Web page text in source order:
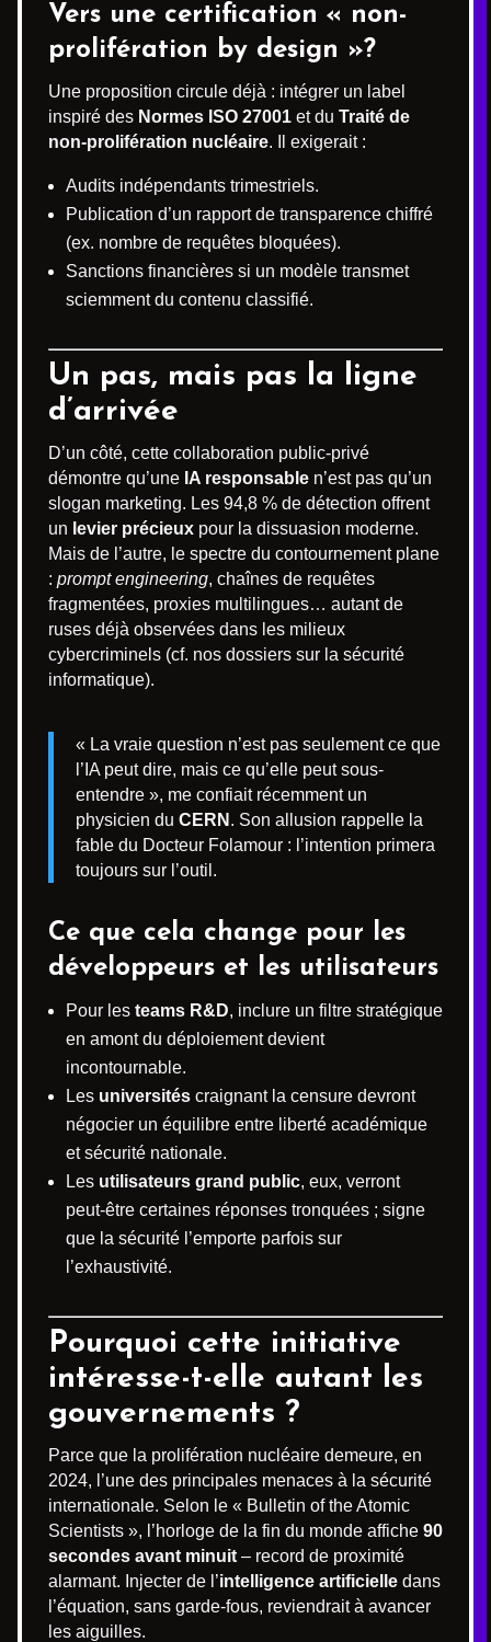
Vers une certification « non-
prolifération by design »?
Une proposition circule déjà : intégrer un label
inspiré des Normes ISO 27001 et du Traité de
non-prolifération nucléaire. Il exigerait :
Audits indépendants trimestriels.
Publication d’un rapport de transparence chiffré
(ex. nombre de requêtes bloquées).
Sanctions financières si un modèle transmet
sciemment du contenu classifié.
Un pas, mais pas la ligne
d’arrivée
D’un côté, cette collaboration public-privé
démontre qu’une IA responsable n’est pas qu’un
slogan marketing. Les 94,8 % de détection offrent
un levier précieux pour la dissuasion moderne.
Mais de l’autre, le spectre du contournement plane
: prompt engineering, chaînes de requêtes
fragmentées, proxies multilingues… autant de
ruses déjà observées dans les milieux
cybercriminels (cf. nos dossiers sur la sécurité
informatique).
« La vraie question n’est pas seulement ce que
l’IA peut dire, mais ce qu’elle peut sous-
entendre », me confiait récemment un
physicien du CERN . Son allusion rappelle la
fable du Docteur Folamour : l’intention primera
toujours sur l’outil.
Ce que cela change pour les
développeurs et les utilisateurs
Pour les teams R&D, inclure un filtre stratégique
en amont du déploiement devient
incontournable.
Les universités craignant la censure devront
négocier un équilibre entre liberté académique
et sécurité nationale.
Les utilisateurs grand public, eux, verront
peut-être certaines réponses tronquées ; signe
que la sécurité l’emporte parfois sur
l’exhaustivité.
Pourquoi cette initiative
intéresse-t-elle autant les
gouvernements ?
Parce que la prolifération nucléaire demeure, en
2024, l’une des principales menaces à la sécurité
internationale. Selon le « Bulletin of the Atomic
Scientists », l’horloge de la fin du monde affiche 90
secondes avant minuit – record de proximité
alarmant. Injecter de l’intelligence artificielle dans
l’équation, sans garde-fous, reviendrait à avancer
les aiguilles.